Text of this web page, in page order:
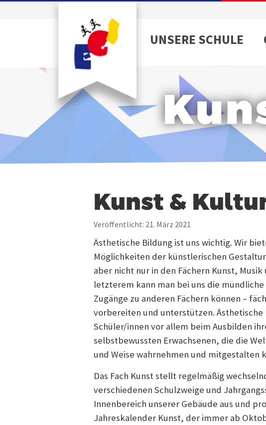
UNSERE SCHULE
Kunst &
Veröffentlicht: 21. März 2021
Ästhetische Bildung ist uns wichtig. Wir
Möglichkeiten der künstlerischen
aber nicht nur in den Fächern Kunst,
letzterem kann man bei uns die
Zugänge zu anderen Fächern können –
vorbereiten und unterstützen.
Schüler/innen vor allem beim Ausbilden
selbstbewussten Erwachsenen, die die
und Weise wahrnehmen und mitgestalten
Das Fach Kunst stellt regelmäßig
verschiedenen Schulzweige und
Innenbereich unserer Gebäude aus und
Jahreskalender Kunst, der immer ab